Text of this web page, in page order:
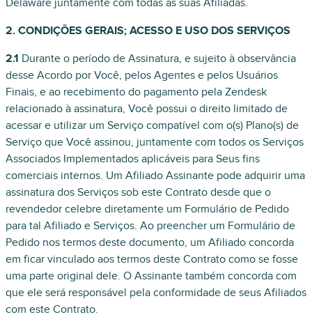
Delaware juntamente com todas as suas Afiliadas.
2. CONDIÇÕES GERAIS; ACESSO E USO DOS SERVIÇOS
2.1 Durante o período de Assinatura, e sujeito à observância
desse Acordo por Você, pelos Agentes e pelos Usuários
Finais, e ao recebimento do pagamento pela Zendesk
relacionado à assinatura, Você possui o direito limitado de
acessar e utilizar um Serviço compatível com o(s) Plano(s) de
Serviço que Você assinou, juntamente com todos os Serviços
Associados Implementados aplicáveis para Seus fins
comerciais internos. Um Afiliado Assinante pode adquirir uma
assinatura dos Serviços sob este Contrato desde que o
revendedor celebre diretamente um Formulário de Pedido
para tal Afiliado e Serviços. Ao preencher um Formulário de
Pedido nos termos deste documento, um Afiliado concorda
em ficar vinculado aos termos deste Contrato como se fosse
uma parte original dele. O Assinante também concorda com
que ele será responsável pela conformidade de seus Afiliados
com este Contrato.